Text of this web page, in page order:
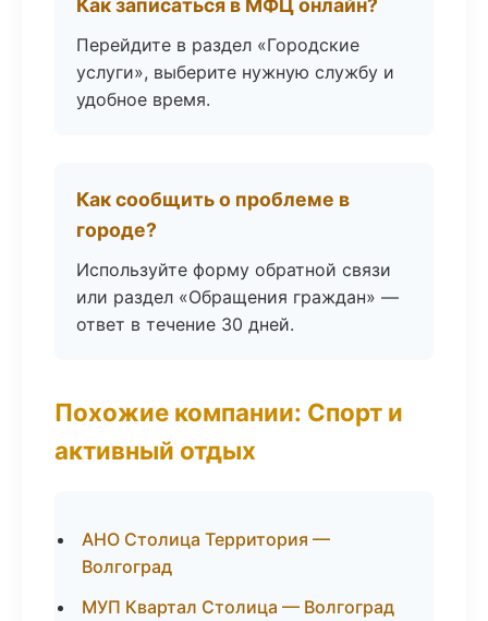
Как записаться в МФЦ онлайн?
Перейдите в раздел «Городские
услуги», выберите нужную службу и
удобное время.
Как сообщить о проблеме в
городе?
Используйте форму обратной связи
или раздел «Обращения граждан» —
ответ в течение 30 дней.
Похожие компании: Спорт и
активный отдых
АНО Столица Территория —
Волгоград
МУП Квартал Столица — Волгоград